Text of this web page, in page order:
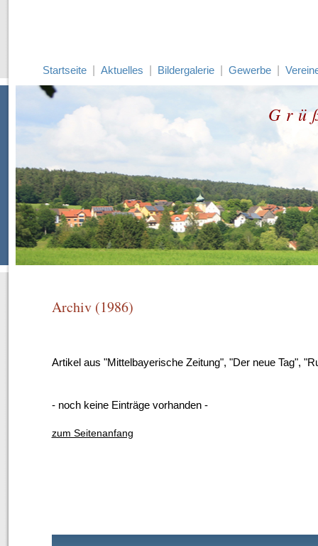
Startseite Aktuelles Bildergalerie Gewerbe
Archiv (1986)
Artikel aus "Mittelbayerische Zeitung", "Der neue Tag",
- noch keine Einträge vorhanden -
zum Seitenanfang